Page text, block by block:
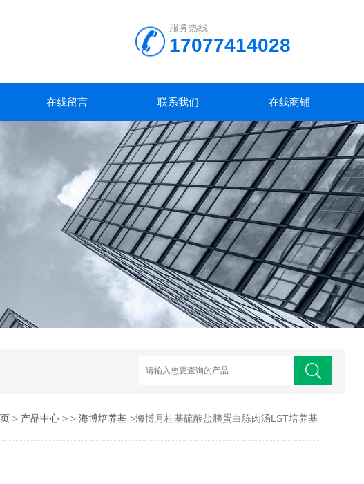
服务热线
17077414028
在线留言 联系我们 在线商铺
> 产品中心> > 海博培养基>海博月桂基硫酸盐胰蛋白胨肉汤LST培养基